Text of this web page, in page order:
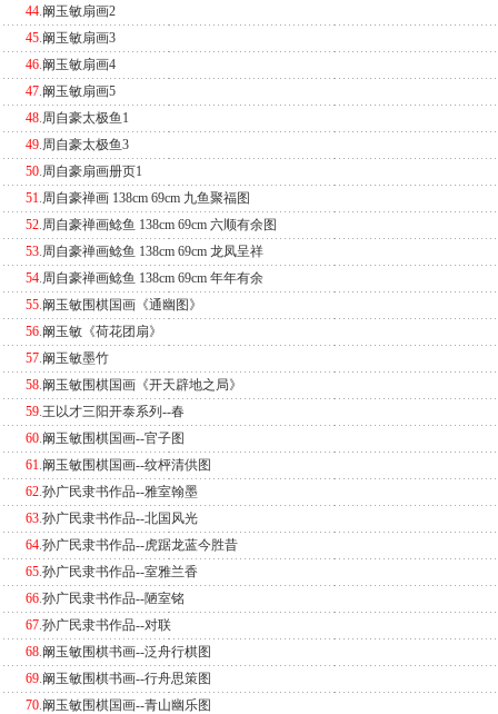
44.阚玉敏扇画2
45.阚玉敏扇画3
46.阚玉敏扇画4
47.阚玉敏扇画5
48.周自豪太极鱼1
49.周自豪太极鱼3
50.周自豪扇画册页1
51.周自豪禅画 138cm 69cm 九鱼聚福图
52.周自豪禅画鲶鱼 138cm 69cm 六顺有余图
53.周自豪禅画鲶鱼 138cm 69cm 龙凤呈祥
54.周自豪禅画鲶鱼 138cm 69cm 年年有余
55.阚玉敏围棋国画《通幽图》
56.阚玉敏《荷花团扇》
57.阚玉敏墨竹
58.阚玉敏围棋国画《开天辟地之局》
59.王以才三阳开泰系列--春
60.阚玉敏围棋国画--官子图
61.阚玉敏围棋国画--纹枰清供图
62.孙广民隶书作品--雅室翰墨
63.孙广民隶书作品--北国风光
64.孙广民隶书作品--虎踞龙蓝今胜昔
65.孙广民隶书作品--室雅兰香
66.孙广民隶书作品--陋室铭
67.孙广民隶书作品--对联
68.阚玉敏围棋书画--泛舟行棋图
69.阚玉敏围棋书画--行舟思策图
70.阚玉敏围棋国画--青山幽乐图